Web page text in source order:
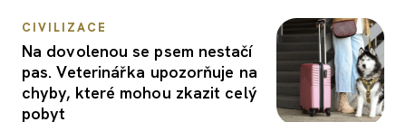
CIVILIZACE
Na dovolenou se psem nestačí
pas. Veterinářka upozorňuje na
chyby, které mohou zkazit celý
pobyt